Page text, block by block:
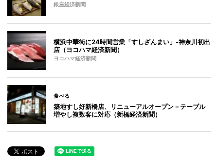
銀座経済新聞
横浜中華街に24時間営業「すしざんまい」-神奈川初出
店（ヨコハマ経済新聞）
ヨコハマ経済新聞
食べる
築地すし好新橋店、リニューアルオープン－テーブル
増やし複数客に対応（新橋経済新聞）